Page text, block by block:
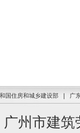
国住房和城乡建设部 广
广州市建